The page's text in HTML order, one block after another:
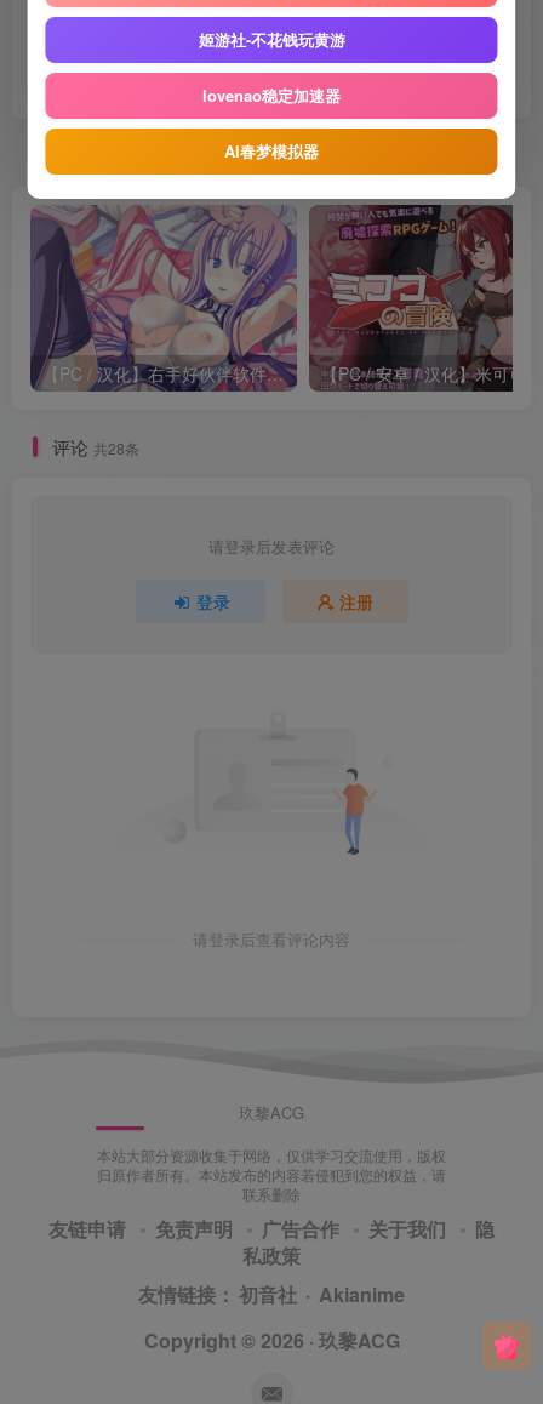
点赞1180 赞赏 收藏2
【PC / 汉化】右手好伙伴软件、和青梅竹马的少女们 / 右手がとまらない僕と、幼なじみの姉妹
评论 共28条
请登录后发表评论
登录 注册
请登录后查看评论内容
玖黎ACG
本站大部分资源收集于网络，仅供学习交流使用，版权
归原作者所有。本站发布的内容若侵犯到您的权益，请
联系删除
友链申请 免责声明 广告合作 关于我们
隐
私政策
友情链接： 初音社 · Akianime
Copyright © 2026 · 玖黎ACG
姬游社-不花钱玩黄游
lovenao稳定加速器
AI春梦模拟器